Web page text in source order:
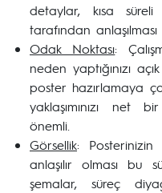
detaylar, kısa
tarafından
Odak Noktası:
neden yaptığınızı
poster hazırlamaya
yaklaşımınızı net
önemli.
Görsellik:
anlaşılır olması bu
şemalar, süreç